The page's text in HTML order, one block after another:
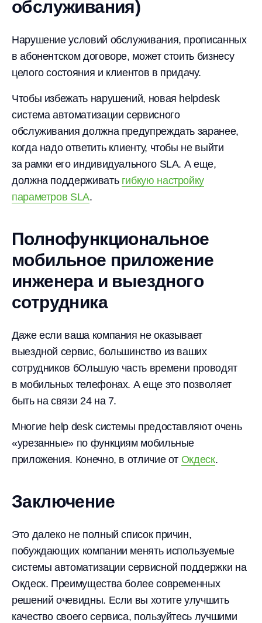
обслуживания)
Нарушение условий обслуживания, прописанных
в абонентском договоре, может стоить бизнесу
целого состояния и клиентов в придачу.
Чтобы избежать нарушений, новая helpdesk
система автоматизации сервисного
обслуживания должна предупреждать заранее,
когда надо ответить клиенту, чтобы не выйти
за рамки его индивидуального SLA. А еще,
должна поддерживать гибкую настройку
параметров SLA.
Полнофункциональное
мобильное приложение
инженера и выездного
сотрудника
Даже если ваша компания не оказывает
выездной сервис, большинство из ваших
сотрудников бОльшую часть времени проводят
в мобильных телефонах. А еще это позволяет
быть на связи 24 на 7.
Многие help desk системы предоставляют очень
«урезанные» по функциям мобильные
приложения. Конечно, в отличие от Окдеск.
Заключение
Это далеко не полный список причин,
побуждающих компании менять используемые
системы автоматизации сервисной поддержки на
Окдеск. Преимущества более современных
решений очевидны. Если вы хотите улучшить
качество своего сервиса, пользуйтесь лучшими